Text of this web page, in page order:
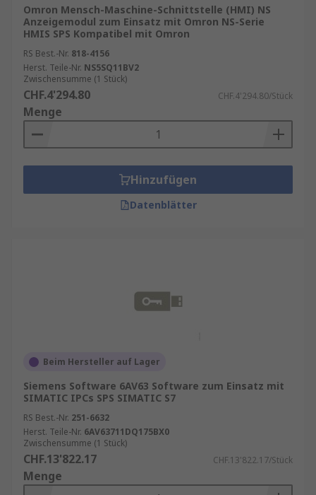
Omron Mensch-Maschine-Schnittstelle (HMI) NS
Anzeigemodul zum Einsatz mit Omron NS-Serie
HMIS SPS Kompatibel mit Omron
RS Best.-Nr. 818-4156
Herst. Teile-Nr. NS5SQ11BV2
Zwischensumme (1 Stück)
CHF.4'294.80 CHF.4'294.80/Stück
Menge
Hinzufügen
Datenblätter
Beim Hersteller auf Lager
Siemens Software 6AV63 Software zum Einsatz mit
SIMATIC IPCs SPS SIMATIC S7
RS Best.-Nr. 251-6632
Herst. Teile-Nr. 6AV63711DQ175BX0
Zwischensumme (1 Stück)
CHF.13'822.17 CHF.13'822.17/Stück
Menge